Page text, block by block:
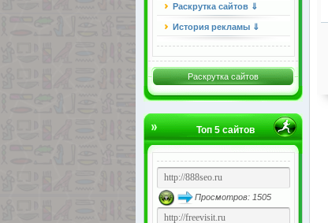
Раскрутка сайтов ⇓
История рекламы ⇓
Раскрутка сайтов
Топ 5 сайтов
Просмотров: 1505